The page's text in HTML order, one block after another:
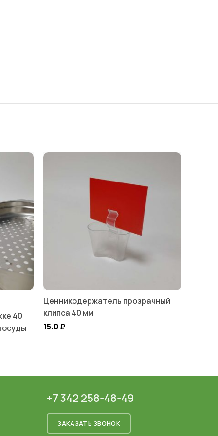
40
Ценникодержатель прозрачный
клипса 40 мм
15.0₽
+7 342 258-48-49
ЗАКАЗАТЬ ЗВОНОК